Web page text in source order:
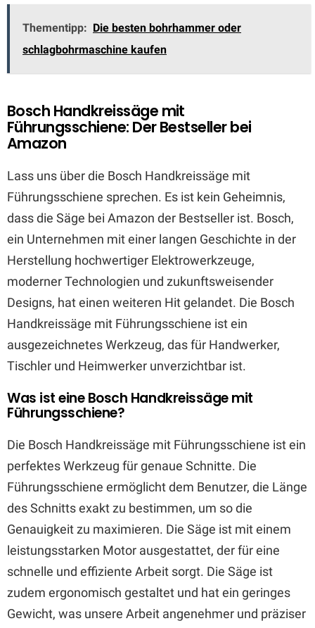
Thementipp: Die besten bohrhammer oder
schlagbohrmaschine kaufen
Bosch Handkreissäge mit
Führungsschiene: Der Bestseller bei
Amazon
Lass uns über die Bosch Handkreissäge mit
Führungsschiene sprechen. Es ist kein Geheimnis,
dass die Säge bei Amazon der Bestseller ist. Bosch,
ein Unternehmen mit einer langen Geschichte in der
Herstellung hochwertiger Elektrowerkzeuge,
moderner Technologien und zukunftsweisender
Designs, hat einen weiteren Hit gelandet. Die Bosch
Handkreissäge mit Führungsschiene ist ein
ausgezeichnetes Werkzeug, das für Handwerker,
Tischler und Heimwerker unverzichtbar ist.
Was ist eine Bosch Handkreissäge mit
Führungsschiene?
Die Bosch Handkreissäge mit Führungsschiene ist ein
perfektes Werkzeug für genaue Schnitte. Die
Führungsschiene ermöglicht dem Benutzer, die Länge
des Schnitts exakt zu bestimmen, um so die
Genauigkeit zu maximieren. Die Säge ist mit einem
leistungsstarken Motor ausgestattet, der für eine
schnelle und effiziente Arbeit sorgt. Die Säge ist
zudem ergonomisch gestaltet und hat ein geringes
Gewicht, was unsere Arbeit angenehmer und präziser